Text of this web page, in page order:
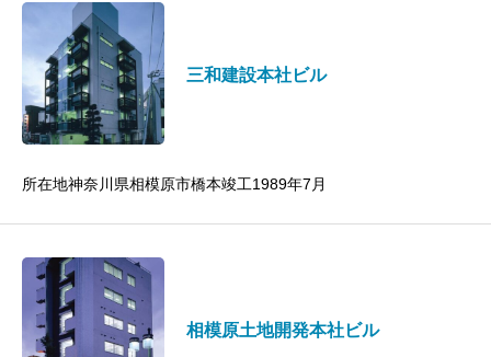
三和建設本社ビル
所在地神奈川県相模原市橋本竣工1989年7月
相模原土地開発本社ビル